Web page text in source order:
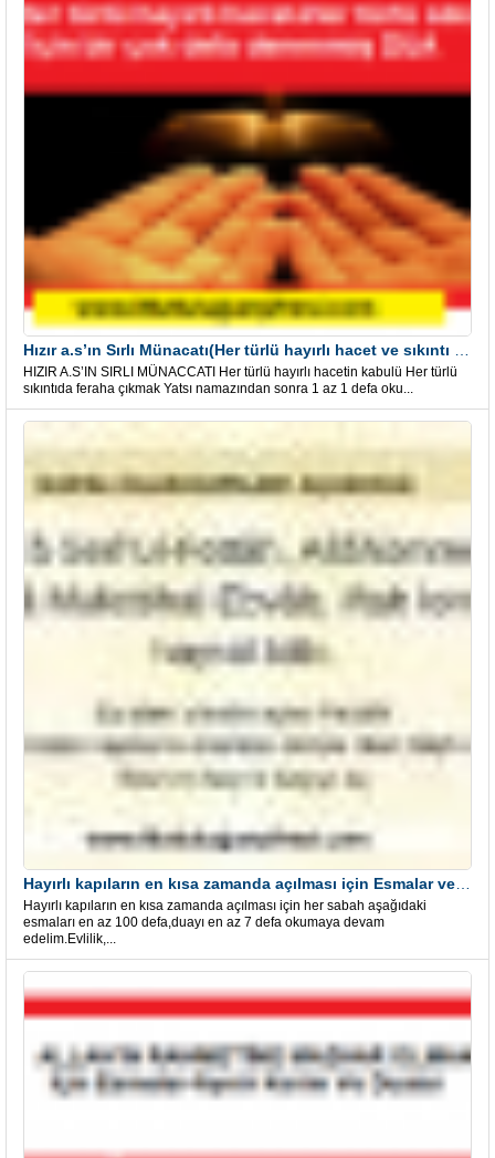
HIZIR A.S’IN SIRLI MÜNACCATI Her türlü hayırlı hacetin kabulü Her türlü
sıkıntıda feraha çıkmak Yatsı namazından sonra 1 az 1 defa oku...
Hayırlı kapıların en kısa zamanda açılması için her sabah aşağıdaki
esmaları en az 100 defa,duayı en az 7 defa okumaya devam
edelim.Evlilik,...